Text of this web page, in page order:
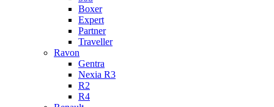
Boxer
Expert
Partner
Traveller
Ravon
Gentra
Nexia R3
R2
R4